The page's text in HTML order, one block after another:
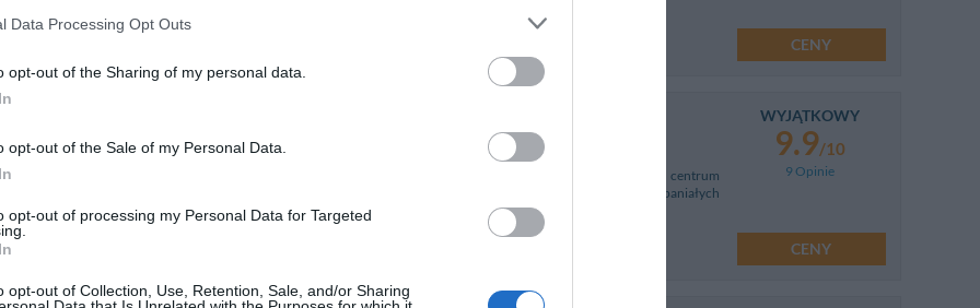
Data Processing Opt Outs
opt-out of the Sharing of my personal data.
opt-out of the Sale of my Personal Data.
opt-out of processing my Personal Data for Targeted
opt-out of Collection, Use, Retention, Sale, and/or Sharing
CENY
Via Iv Novembre 28,Lacco Ameno
Urządzony w typowo śródziemnomorskim stylu Hotel Villa Angelica, znajduje się bardzo blisko centrum
miasteczka Lacco Ameno d'Ischia, w cichej i spokojnej dzielnicy a jednocześnie niedaleko morza, wspaniałych
plaż i zatoki Baia di San Montano. Hotel jes...
WYJĄTKOWY
9.9/10
9 Opinie
CENY